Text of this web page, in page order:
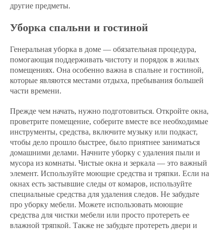
другие предметы.
Уборка спальни и гостиной
Генеральная уборка в доме — обязательная процедура,
помогающая поддерживать чистоту и порядок в жилых
помещениях. Она особенно важна в спальне и гостиной,
которые являются местами отдыха, пребывания большей
части времени.
Прежде чем начать, нужно подготовиться. Откройте окна,
проветрите помещение, соберите вместе все необходимые
инструменты, средства, включите музыку или подкаст,
чтобы дело прошло быстрее, было приятнее заниматься
домашними делами. Начните уборку с удаления пыли и
мусора из комнаты. Чистые окна и зеркала — это важный
элемент. Используйте моющие средства и тряпки. Если на
окнах есть застывшие следы от комаров, используйте
специальные средства для удаления следов. Не забудьте
про уборку мебели. Можете использовать моющие
средства для чистки мебели или просто протереть ее
влажной тряпкой. Также не забудьте протереть двери и